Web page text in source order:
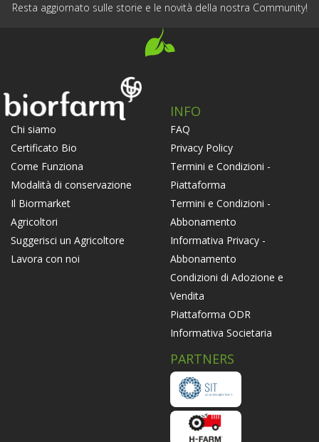
Resta aggiornato sulle storie e le novità della nostra Community!
Chi siamo
Certificato Bio
Come Funziona
Modalità di conservazione
Il Biormarket
Agricoltori
Suggerisci un Agricoltore
Lavora con noi
INFO
FAQ
Privacy Policy
Termini e Condizioni -
Piattaforma
Termini e Condizioni -
Abbonamento
Informativa Privacy -
Abbonamento
Condizioni di Adozione e
Vendita
Piattaforma ODR
Informativa Societaria
PARTNERS